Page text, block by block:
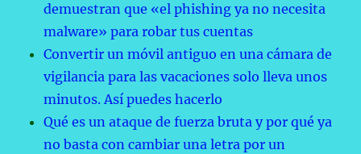
demuestran que «el phishing ya no necesita
malware» para robar tus cuentas
Convertir un móvil antiguo en una cámara de
vigilancia para las vacaciones solo lleva unos
minutos. Así puedes hacerlo
Qué es un ataque de fuerza bruta y por qué ya
no basta con cambiar una letra por un